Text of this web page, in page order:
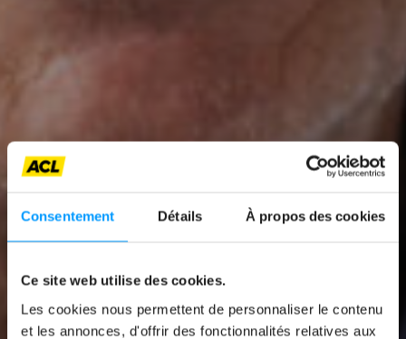
Consentement Détails À propos des cookies
Ce site web utilise des cookies.
Les cookies nous permettent de personnaliser le contenu
et les annonces, d'offrir des fonctionnalités relatives aux
News